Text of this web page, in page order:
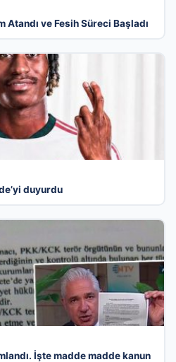
Atandı ve Fesih Süreci Başladı
duyurdu
İşte madde madde kanun